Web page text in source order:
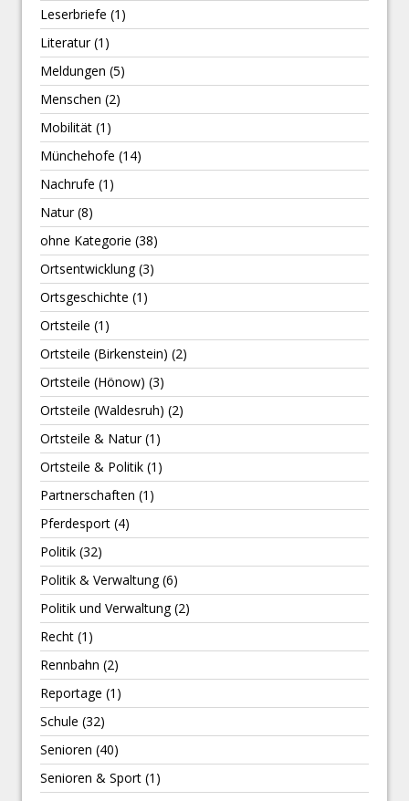
Leserbriefe (1)
Literatur(1)
Meldungen (5)
Menschen (2)
Mobilität (1)
Münchehofe (14)
Nachrufe (1)
Natur(8)
ohne Kategorie (38)
Ortsentwicklung(3)
Ortsgeschichte (1)
Ortsteile (1)
Ortsteile (Birkenstein) (2)
Ortsteile (Hönow) (3)
Ortsteile (Waldesruh) (2)
Ortsteile & Natur(1)
Ortsteile & Politik (1)
Partnerschaften (1)
Pferdesport (4)
Politik (32)
Politik & Verwaltung(6)
Politik und Verwaltung(2)
Recht (1)
Rennbahn (2)
Reportage (1)
Schule (32)
Senioren (40)
Senioren & Sport (1)